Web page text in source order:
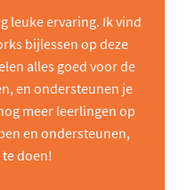
leuke ervaring. Ik vind
bijlessen op deze
alles goed voor de
en ondersteunen je
meer leerlingen op
en ondersteunen,
doen!